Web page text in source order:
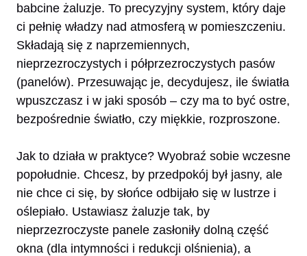
babcine żaluzje. To precyzyjny system, który daje
ci pełnię władzy nad atmosferą w pomieszczeniu.
Składają się z naprzemiennych,
nieprzezroczystych i półprzezroczystych pasów
(panelów). Przesuwając je, decydujesz, ile światła
wpuszczasz i w jaki sposób – czy ma to być ostre,
bezpośrednie światło, czy miękkie, rozproszone.
Jak to działa w praktyce? Wyobraź sobie wczesne
popołudnie. Chcesz, by przedpokój był jasny, ale
nie chce ci się, by słońce odbijało się w lustrze i
oślepiało. Ustawiasz żaluzje tak, by
nieprzezroczyste panele zasłoniły dolną część
okna (dla intymności i redukcji olśnienia), a